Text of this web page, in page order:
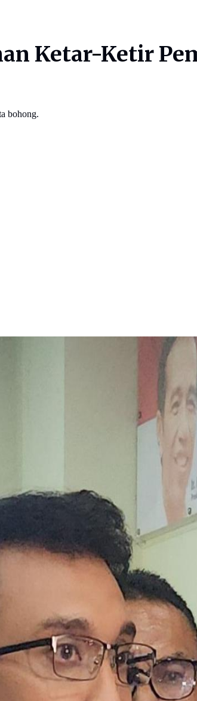
Ketar-Ketir
bohong.